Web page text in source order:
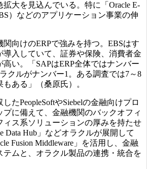
大を見込んでいる。特に「Oracle E-
）などのアプリケーション事業の伸
向けのERPで強みを持つ。EBSはす
導入していて、証券や保険、消費者金
い。「SAPはERP全体ではナンバー
クルがナンバー1。ある調査では7～8
ある」（桑原氏）。
たPeopleSoftやSiebelの金融向けプロ
プに備えて、金融機関のバックオフィ
ィス系ソリューションの厚みを持たせ
Data Hub」などオラクルが展開して
Fusion Middleware」を活用し、金融
テムと、オラクル製品の連携・統合を